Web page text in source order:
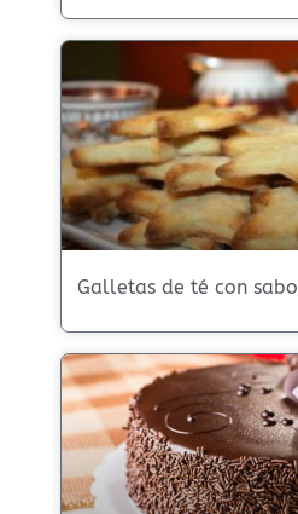
Galletas de té con